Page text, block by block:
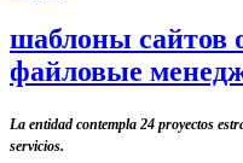
шаблоны сайтов
файловые
La entidad contempla 24 proyectos
servicios.